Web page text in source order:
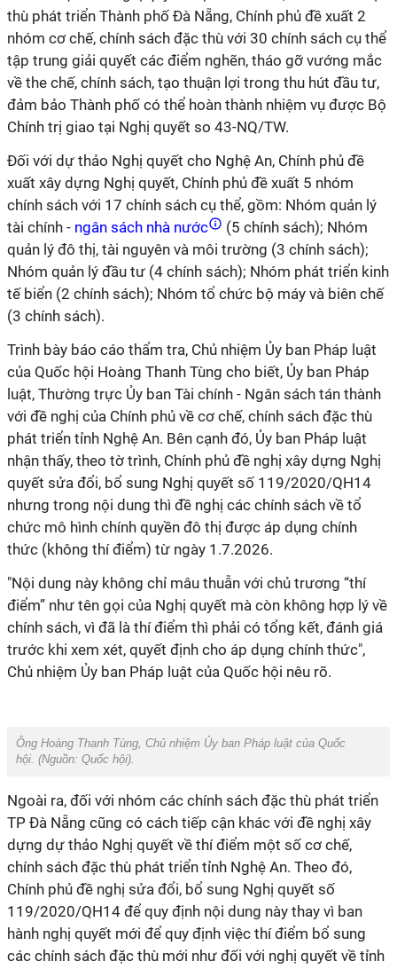
thù phát triển Thành phố Đà Nẵng, Chính phủ đề xuất 2
nhóm cơ chế, chính sách đặc thù với 30 chính sách cụ thể
tập trung giải quyết các điểm nghẽn, tháo gỡ vướng mắc
về the chế, chính sách, tạo thuận lợi trong thu hút đầu tư,
đảm bảo Thành phố có thể hoàn thành nhiệm vụ được Bộ
Chính trị giao tại Nghị quyết so 43-NQ/TW.
Đối với dự thảo Nghị quyết cho Nghệ An, Chính phủ đề
xuất xây dựng Nghị quyết, Chính phủ đề xuất 5 nhóm
chính sách với 17 chính sách cụ thể, gồm: Nhóm quản lý
tài chính - ngân sách nhà nước
(5 chính sách); Nhóm
quản lý đô thị, tài nguyên và môi trường (3 chính sách);
Nhóm quản lý đầu tư (4 chính sách); Nhóm phát triển kinh
tế biển (2 chính sách); Nhóm tổ chức bộ máy và biên chế
(3 chính sách).
Trình bày báo cáo thẩm tra, Chủ nhiệm Ủy ban Pháp luật
của Quốc hội Hoàng Thanh Tùng cho biết, Ủy ban Pháp
luật, Thường trực Ủy ban Tài chính - Ngân sách tán thành
với đề nghị của Chính phủ về cơ chế, chính sách đặc thù
phát triển tỉnh Nghệ An. Bên cạnh đó, Ủy ban Pháp luật
nhận thấy, theo tờ trình, Chính phủ đề nghị xây dựng Nghị
quyết sửa đổi, bổ sung Nghị quyết số 119/2020/QH14
nhưng trong nội dung thì đề nghị các chính sách về tổ
chức mô hình chính quyền đô thị được áp dụng chính
thức (không thí điểm) từ ngày 1.7.2026.
"Nội dung này không chỉ mâu thuẫn với chủ trương “thí
điểm” như tên gọi của Nghị quyết mà còn không hợp lý về
chính sách, vì đã là thí điểm thì phải có tổng kết, đánh giá
trước khi xem xét, quyết định cho áp dụng chính thức",
Chủ nhiệm Ủy ban Pháp luật của Quốc hội nêu rõ.
Ông Hoàng Thanh Tùng, Chủ nhiệm Ủy ban Pháp luật của Quốc
hội. (Nguồn: Quốc hội).
Ngoài ra, đối với nhóm các chính sách đặc thù phát triển
TP Đà Nẵng cũng có cách tiếp cận khác với đề nghị xây
dựng dự thảo Nghị quyết về thí điểm một số cơ chế,
chính sách đặc thù phát triển tỉnh Nghệ An. Theo đó,
Chính phủ đề nghị sửa đổi, bổ sung Nghị quyết số
119/2020/QH14 để quy định nội dung này thay vì ban
hành nghị quyết mới để quy định việc thí điểm bổ sung
các chính sách đặc thù mới như đối với nghị quyết về tỉnh